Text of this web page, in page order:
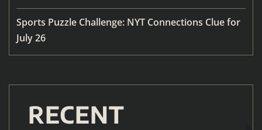
Sports Puzzle Challenge: NYT Connections Clue for
July 26
RECENT